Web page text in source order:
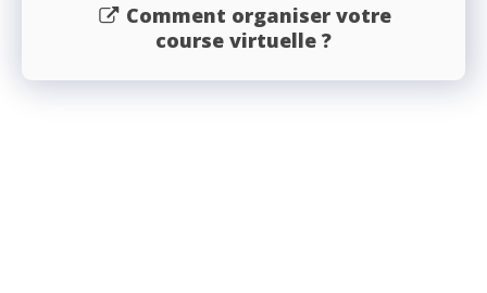
Comment organiser votre
course virtuelle ?